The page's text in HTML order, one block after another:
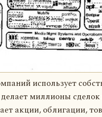
использует
миллионы
акции, облигации,